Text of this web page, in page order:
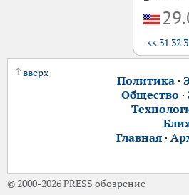
<< 31 32
вверх
Политика·
Общество ·
Главная·
© 2000-2026 PRESS обозрение